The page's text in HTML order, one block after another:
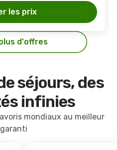
les prix
d'offres
séjours, des
infinies
mondiaux au meilleur